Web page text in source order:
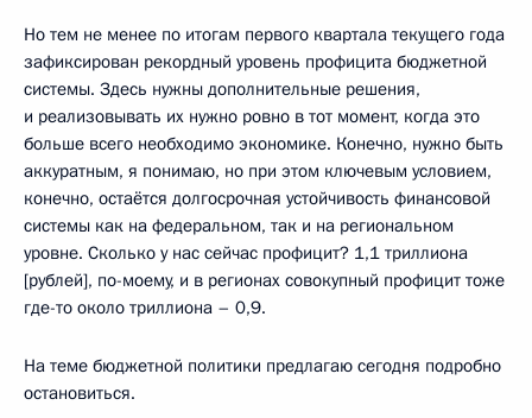
Но тем не менее по итогам первого квартала текущего года
зафиксирован рекордный уровень профицита бюджетной
системы. Здесь нужны дополнительные решения,
и реализовывать их нужно ровно в тот момент, когда это
больше всего необходимо экономике. Конечно, нужно быть
аккуратным, я понимаю, но при этом ключевым условием,
конечно, остаётся долгосрочная устойчивость финансовой
системы как на федеральном, так и на региональном
уровне. Сколько у нас сейчас профицит? 1,1 триллиона
[рублей], по-моему, и в регионах совокупный профицит тоже
где-то около триллиона – 0,9.
На теме бюджетной политики предлагаю сегодня подробно
остановиться.